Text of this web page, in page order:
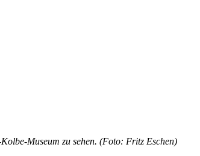
Museum zu sehen. (Foto: Fritz Eschen)